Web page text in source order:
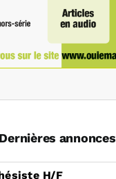
Dernières annonces
H/F